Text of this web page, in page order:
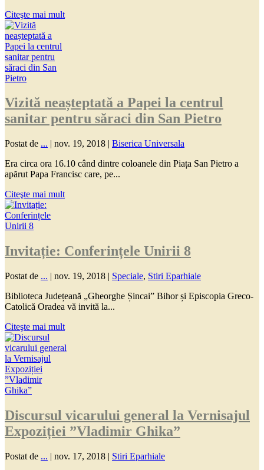
Citeşte mai mult
Vizită neașteptată a Papei la centrul
sanitar pentru săraci din San Pietro
Postat de ... | nov. 19, 2018 | Biserica Universala
Era circa ora 16.10 când dintre coloanele din Piața San Pietro a
apărut Papa Francisc care, pe...
Citeşte mai mult
Invitație: Conferințele Unirii 8
Postat de ... | nov. 19, 2018 | Speciale, Stiri Eparhiale
Biblioteca Județeană „Gheorghe Șincai” Bihor și Episcopia Greco-
Catolică Oradea vă invită la...
Citeşte mai mult
Discursul vicarului general la Vernisajul
Expoziției ”Vladimir Ghika”
Postat de ... | nov. 17, 2018 | Stiri Eparhiale